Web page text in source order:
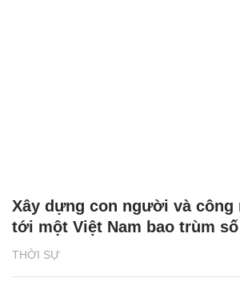
THỜI SỰ
Xây dựng con người và công
tới một Việt Nam bao trùm số